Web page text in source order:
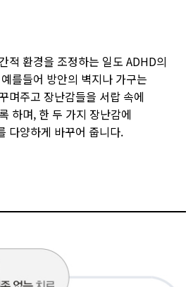
적 환경을 조정하는 일도 ADHD의
를들어 방안의 벽지나 가구는
며주고 장난감들을 서랍 속에
하며, 한 두 가지 장난감에
다양하게 바꾸어 줍니다.​